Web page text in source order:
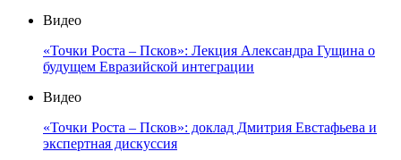
Видео
«Точки Роста – Псков»: Лекция Александра Гущина о
будущем Евразийской интеграции
Видео
«Точки Роста – Псков»: доклад Дмитрия Евстафьева и
экспертная дискуссия